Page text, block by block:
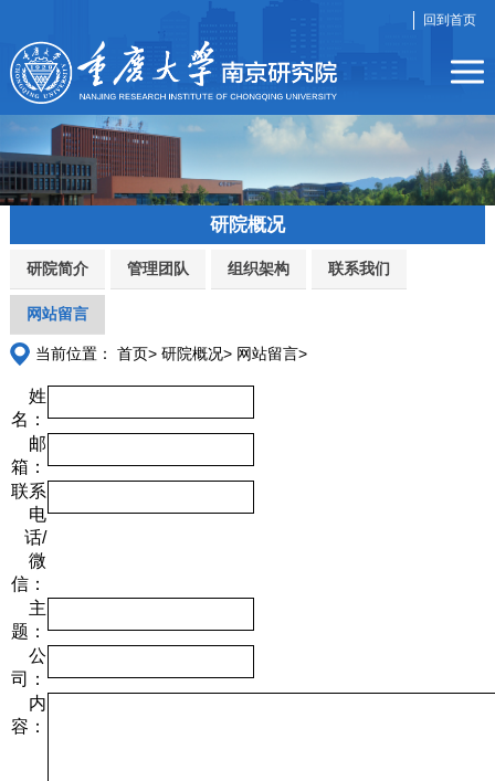
回到首页
研院概况
研院简介 管理团队 组织架构 联系我们
网站留言
当前位置： 首页> 研院概况> 网站留言>
姓
名：
邮
箱：
联系
电
话/
微
信：
主
题：
公
司：
内
容：